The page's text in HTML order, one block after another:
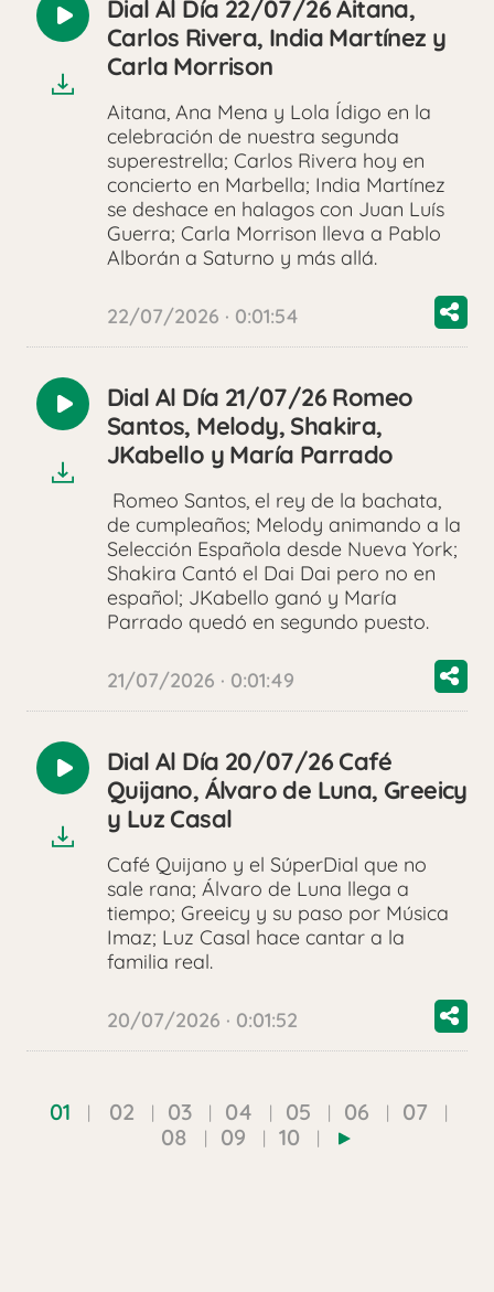
Reproducir
audio
Dial Al Día 22/07/26 Aitana,
Carlos Rivera, India Martínez y
Carla Morrison
Aitana, Ana Mena y Lola Ídigo en la
celebración de nuestra segunda
superestrella; Carlos Rivera hoy en
concierto en Marbella; India Martínez
se deshace en halagos con Juan Luís
Guerra; Carla Morrison lleva a Pablo
Alborán a Saturno y más allá.
22/07/2026 · 0:01:54
Reproducir
audio
Dial Al Día 21/07/26 Romeo
Santos, Melody, Shakira,
JKabello y María Parrado
Romeo Santos, el rey de la bachata,
de cumpleaños; Melody animando a la
Selección Española desde Nueva York;
Shakira Cantó el Dai Dai pero no en
español; JKabello ganó y María
Parrado quedó en segundo puesto.
21/07/2026 · 0:01:49
Reproducir
audio
Dial Al Día 20/07/26 Café
Quijano, Álvaro de Luna, Greeicy
y Luz Casal
Café Quijano y el SúperDial que no
sale rana; Álvaro de Luna llega a
tiempo; Greeicy y su paso por Música
Imaz; Luz Casal hace cantar a la
familia real.
20/07/2026 · 0:01:52
01 02 03 04 05 06
07
08
09 10